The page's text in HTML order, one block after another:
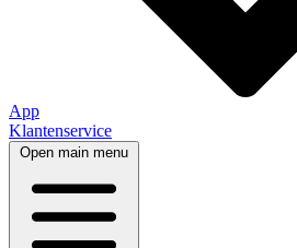
App
Klantenservice
Open main menu